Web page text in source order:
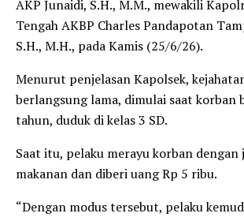
AKP Junaidi, S.H., M.M., mewakili
Tengah AKBP Charles Pandapotan
S.H., M.H., pada Kamis (25/6/26).
Menurut penjelasan Kapolsek,
berlangsung lama, dimulai saat korban
tahun, duduk di kelas 3 SD.
Saat itu, pelaku merayu korban
makanan dan diberi uang Rp 5 ribu.
“Dengan modus tersebut, pelaku